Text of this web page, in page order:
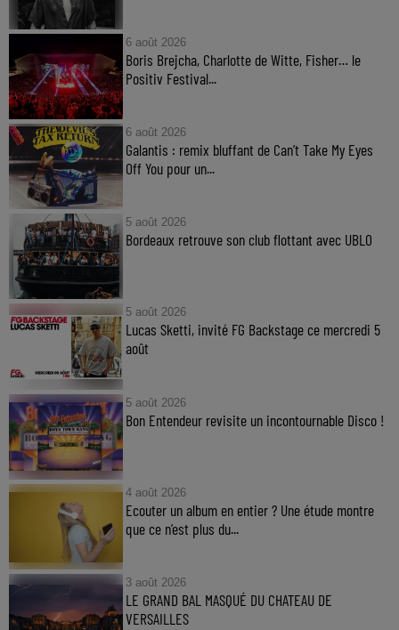
6 août 2026
Boris Brejcha, Charlotte de Witte, Fisher… le
Positiv Festival...
6 août 2026
Galantis : remix bluffant de Can’t Take My Eyes
Off You pour un...
5 août 2026
Bordeaux retrouve son club flottant avec UBLO
5 août 2026
Lucas Sketti, invité FG Backstage ce mercredi 5
août
5 août 2026
Bon Entendeur revisite un incontournable Disco !
4 août 2026
Ecouter un album en entier ? Une étude montre
que ce n’est plus du...
3 août 2026
LE GRAND BAL MASQUÉ DU CHATEAU DE
VERSAILLES